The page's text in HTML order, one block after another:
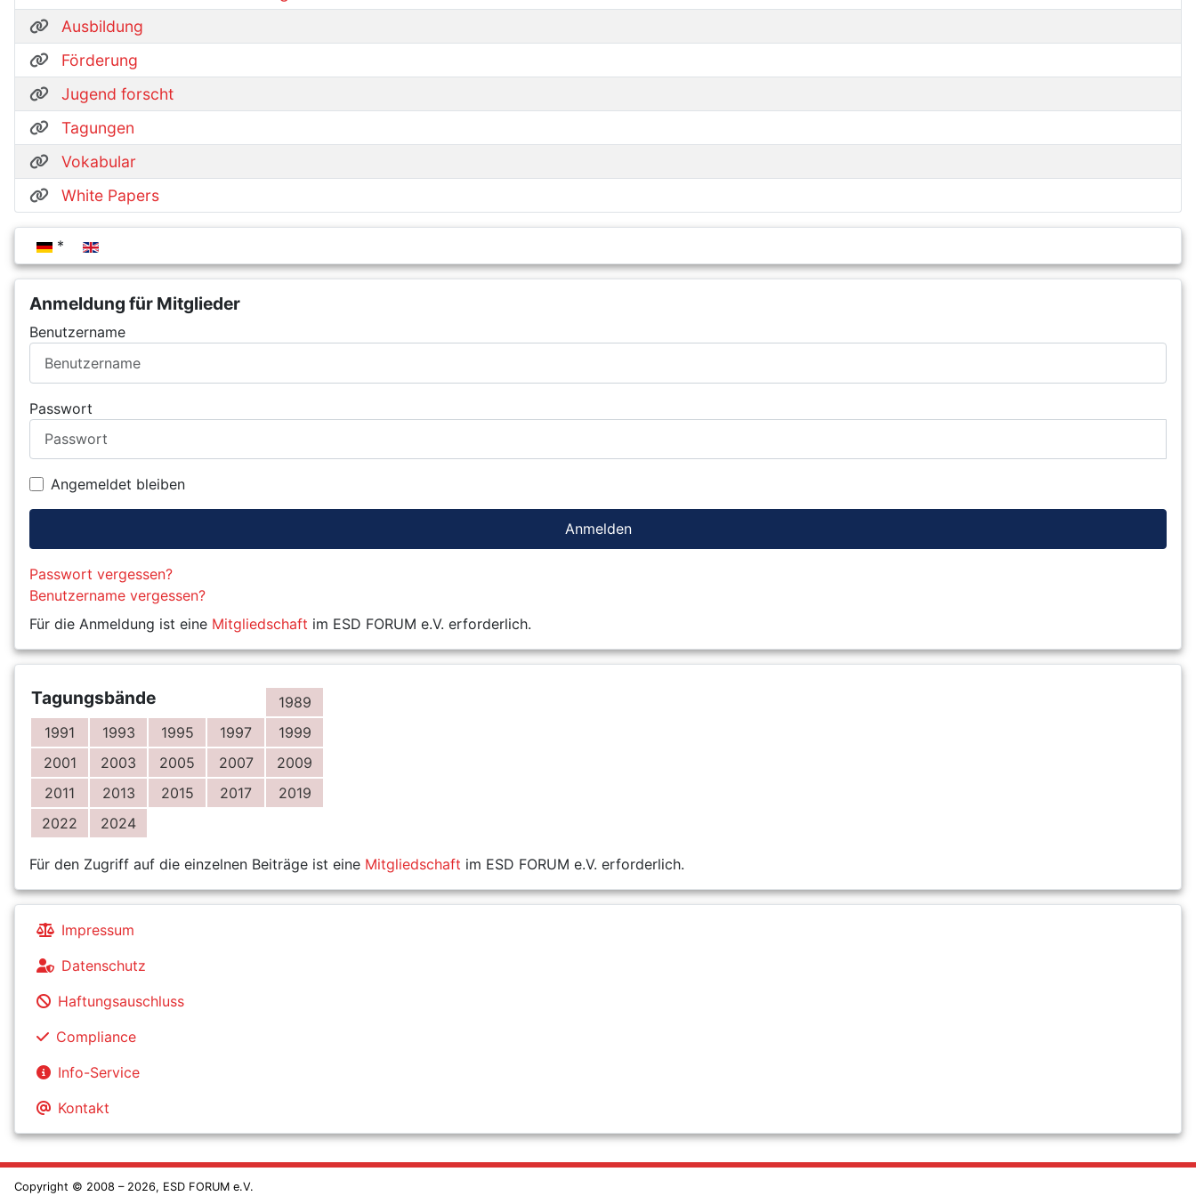
Sprache auswählen
Anmeldung für Mitglieder
Benutzername
Passwort
Angemeldet bleiben
Anmelden
Passwort vergessen?
Benutzername vergessen?
Für die Anmeldung ist eine Mitgliedschaft im ESD FORUM e.V. erforderlich.
Tagungsbände
1989
1991
1993 1995 1997
1999
2001
2003 2005 2007
2009
2011
2013 2015 2017
2019
2022
2024
Für den Zugriff auf die einzelnen Beiträge ist eine Mitgliedschaft im ESD FORUM e.V. erforderlich.
Impressum
Datenschutz
Haftungsauschluss
Compliance
Info-Service
Kontakt
Ausbildung
Förderung
Jugend forscht
Tagungen
Vokabular
White Papers
Copyright © 2008 – 2026, ESD FORUM e.V.